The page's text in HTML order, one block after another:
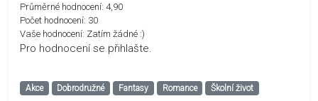
Průměrné hodnocení: 4,90
Počet hodnocení: 30
Vaše hodnocení: Zatím žádné :)
Pro hodnocení se přihlašte.
Akce Dobrodružné Fantasy Romance Školní život